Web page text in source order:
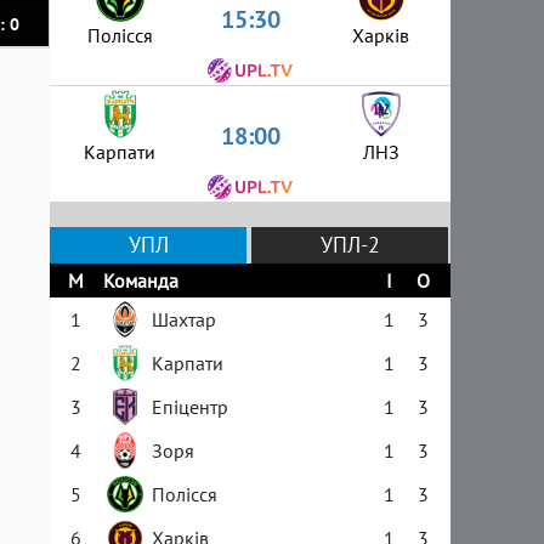
0 Полісся 15:30 Харків
Карпати 18:00 ЛНЗ
УПЛ УПЛ-2
М Команда І
О
1
Шахтар 1
3
2
Карпати 1
3
3
Епіцентр 1
3
4
Зоря 1
3
5
Полісся 1
3
6
Харків 1
3